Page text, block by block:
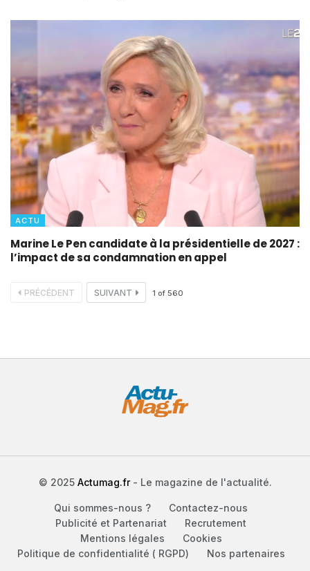
ACTU
Marine Le Pen candidate à la présidentielle de 2027 :
l’impact de sa condamnation en appel
PRÉCÉDENT SUIVANT 1 of 560
© 2025 Actumag.fr- Le magazine de l'actualité.
Qui sommes-nous ?
Contactez-nous
Publicité et Partenariat
Recrutement
Mentions légales
Cookies
Politique de confidentialité ( RGPD)
Nos partenaires